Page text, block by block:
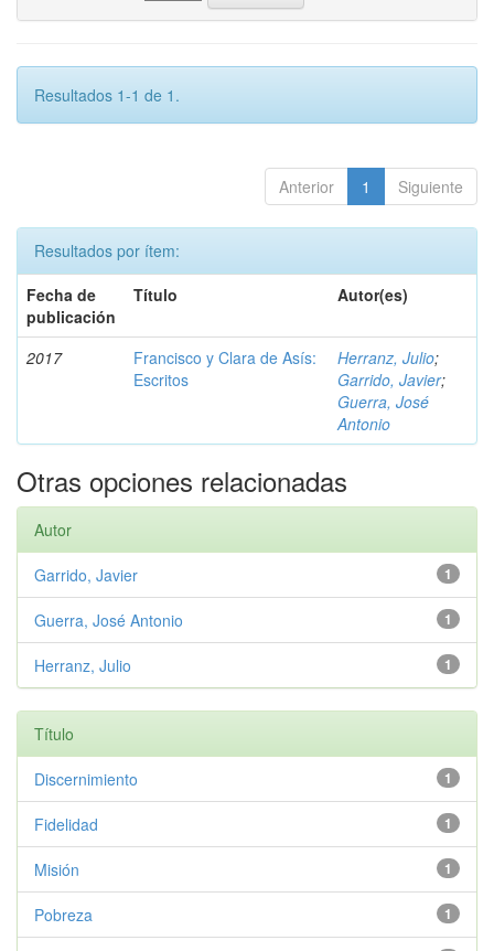
Resultados 1-1 de 1.
Anterior 1 Siguiente
Resultados por ítem:
Fecha de
publicación
Título Autor(es)
2017
Francisco y Clara de Asís:
Escritos
Herranz, Julio;
Garrido, Javier;
Guerra, José
Antonio
Otras opciones relacionadas
Autor
1
Garrido, Javier
1
Guerra, José Antonio
1
Herranz, Julio
Título
1
Discernimiento
1
Fidelidad
1
Misión
1
Pobreza